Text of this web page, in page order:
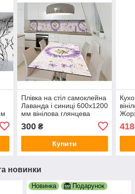
Плівка на стіл самоклейна
Лаванда і синиці 600х1200
мм вінілова глянцева
Z181344
300₴
Купити
418
новинки
Новинка Подарунок